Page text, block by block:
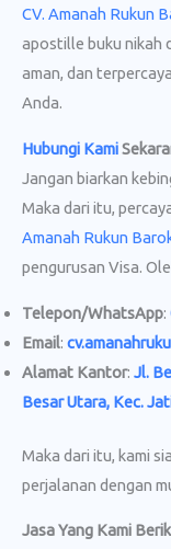
CV. Amanah Rukun
apostille buku nikah
aman, dan
Anda.
Hubungi Kami
Jangan biarkan
Maka dari itu,
Amanah Rukun
pengurusan Visa.
Telepon/WhatsApp:
Email:
Alamat Kantor: Jl.
Besar Utara, Kec.
Maka dari itu, kami
perjalanan dengan
Jasa Yang Kami